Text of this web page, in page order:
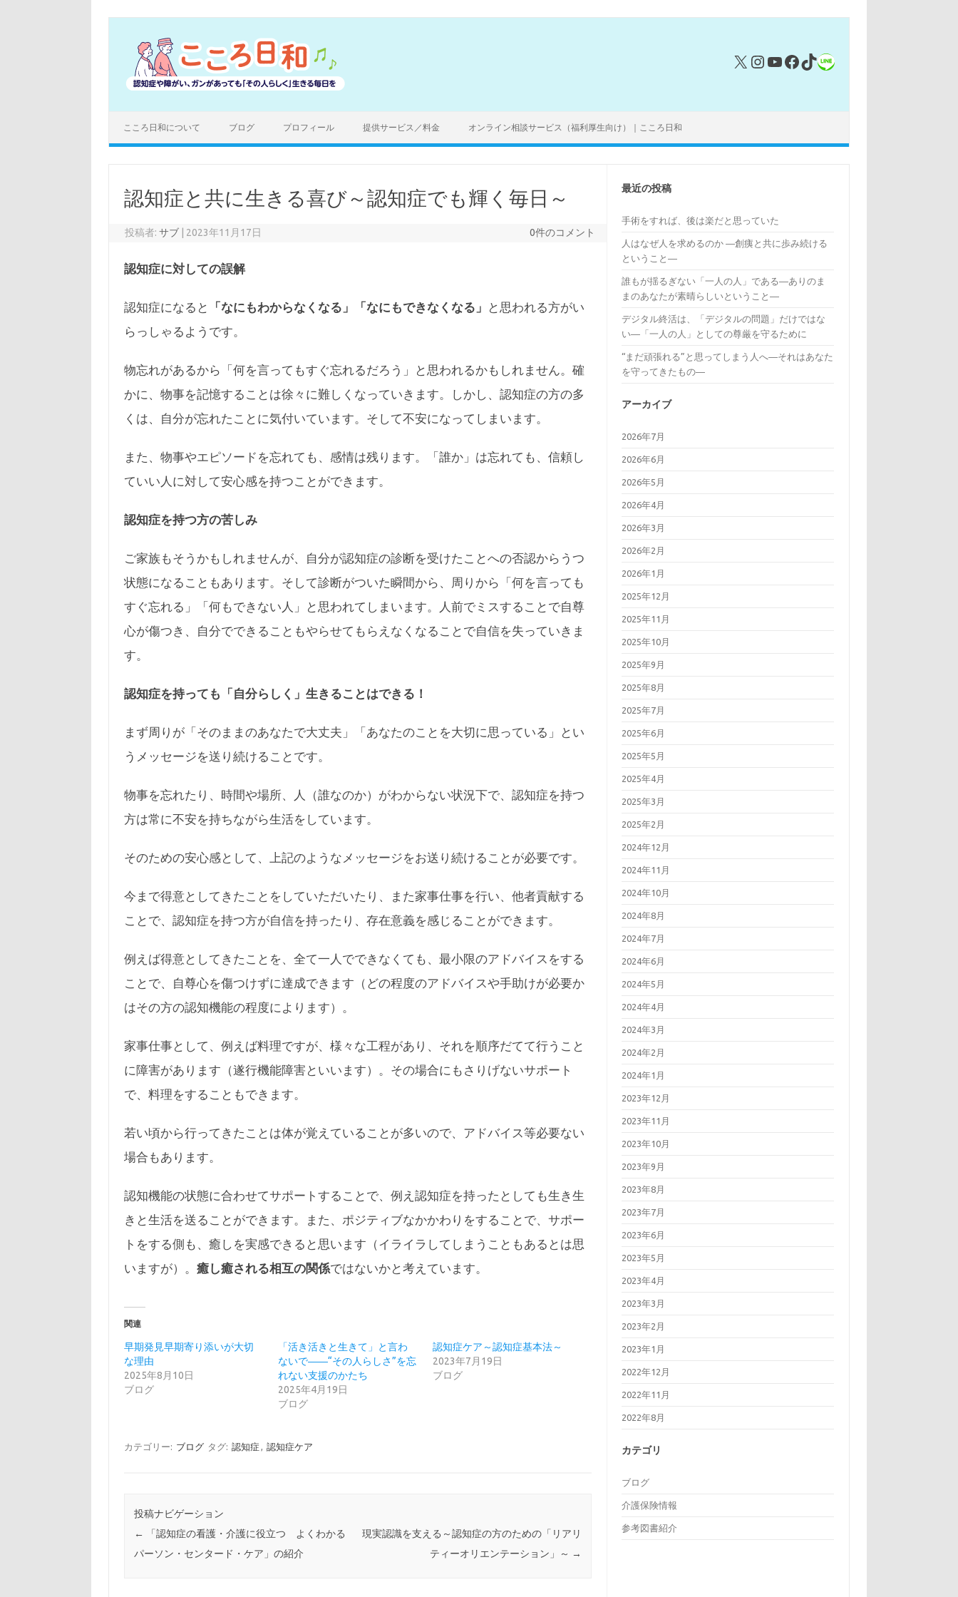
プ
X Instagram
YouTube
Facebook
TikTok
リンク
こころ日和について ブログ プロフィール 提供サービス／料金 オンライン相談サービス（福利厚生向け）｜こころ日和
認知症と共に生きる喜び～認知症でも輝く毎日～
投稿者:サブ 2023年11月17日 0件のコメント
認知症に対しての誤解
認知症になると 「なにもわからなくなる」「なにもできなくなる」
と思われる方がい
らっしゃるようです。
物忘れがあるから「何を言ってもすぐ忘れるだろう」と思われるかもしれません。確
かに、物事を記憶することは徐々に難しくなっていきます。しかし、認知症の方の多
くは、自分が忘れたことに気付いています。そして不安になってしまいます。
また、物事やエピソードを忘れても、感情は残ります。「誰か」は忘れても、信頼し
ていい人に対して安心感を持つことができます。
認知症を持つ方の苦しみ
ご家族もそうかもしれませんが、自分が認知症の診断を受けたことへの否認からうつ
状態になることもあります。そして診断がついた瞬間から、周りから「何を言っても
すぐ忘れる」「何もできない人」と思われてしまいます。人前でミスすることで自尊
心が傷つき、自分でできることもやらせてもらえなくなることで自信を失っていきま
す。
認知症を持っても「自分らしく」生きることはできる！
まず周りが「そのままのあなたで大丈夫」「あなたのことを大切に思っている」とい
うメッセージを送り続けることです。
物事を忘れたり、時間や場所、人（誰なのか）がわからない状況下で、認知症を持つ
方は常に不安を持ちながら生活をしています。
そのための安心感として、上記のようなメッセージをお送り続けることが必要です。
今まで得意としてきたことをしていただいたり、また家事仕事を行い、他者貢献する
ことで、認知症を持つ方が自信を持ったり、存在意義を感じることができます。
例えば得意としてきたことを、全て一人でできなくても、最小限のアドバイスをする
ことで、自尊心を傷つけずに達成できます（どの程度のアドバイスや手助けが必要か
はその方の認知機能の程度によります）。
家事仕事として、例えば料理ですが、様々な工程があり、それを順序だてて行うこと
に障害があります（遂行機能障害といいます）。その場合にもさりげないサポート
で、料理をすることもできます。
若い頃から行ってきたことは体が覚えていることが多いので、アドバイス等必要ない
場合もあります。
認知機能の状態に合わせてサポートすることで、例え認知症を持ったとしても生き生
きと生活を送ることができます。また、ポジティブなかかわりをすることで、サポー
トをする側も、癒しを実感できると思います（イライラしてしまうこともあるとは思
いますが）。 癒し癒される相互の関係ではないかと考えています。
関連
早期発見早期寄り添いが大切
な理由
2025年8月10日
ブログ
「活き活きと生きて」と言わ
ないで――“その人らしさ”を忘
れない支援のかたち
2025年4月19日
ブログ
認知症ケア～認知症基本法～
2023年7月19日
ブログ
カテゴリー: ブログ タグ: 認知症 , 認知症ケア
投稿ナビゲーション
←
「認知症の看護・介護に役立つ よくわかる
パーソン・センタード・ケア」の紹介
現実認識を支える～認知症の方のための「リアリ
ティーオリエンテーション」～ →
最近の投稿
手術をすれば、後は楽だと思っていた
人はなぜ人を求めるのか ―創痍と共に歩み続ける
ということ―
誰もが揺るぎない「一人の人」である―ありのま
まのあなたが素晴らしいということ―
デジタル終活は、「デジタルの問題」だけではな
い―「一人の人」としての尊厳を守るために
“まだ頑張れる”と思ってしまう人へ―それはあなた
を守ってきたもの―
アーカイブ
2026年7月
2026年6月
2026年5月
2026年4月
2026年3月
2026年2月
2026年1月
2025年12月
2025年11月
2025年10月
2025年9月
2025年8月
2025年7月
2025年6月
2025年5月
2025年4月
2025年3月
2025年2月
2024年12月
2024年11月
2024年10月
2024年8月
2024年7月
2024年6月
2024年5月
2024年4月
2024年3月
2024年2月
2024年1月
2023年12月
2023年11月
2023年10月
2023年9月
2023年8月
2023年7月
2023年6月
2023年5月
2023年4月
2023年3月
2023年2月
2023年1月
2022年12月
2022年11月
2022年8月
カテゴリ
ブログ
介護保険情報
参考図書紹介